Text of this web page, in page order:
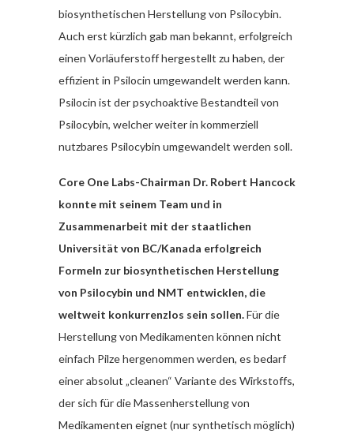
biosynthetischen Herstellung von Psilocybin.
Auch erst kürzlich gab man bekannt, erfolgreich
einen Vorläuferstoff hergestellt zu haben, der
effizient in Psilocin umgewandelt werden kann.
Psilocin ist der psychoaktive Bestandteil von
Psilocybin, welcher weiter in kommerziell
nutzbares Psilocybin umgewandelt werden soll.
Core One Labs-Chairman Dr. Robert Hancock
konnte mit seinem Team und in
Zusammenarbeit mit der staatlichen
Universität von BC/Kanada erfolgreich
Formeln zur biosynthetischen Herstellung
von Psilocybin und NMT entwicklen, die
weltweit konkurrenzlos sein sollen.Für die
Herstellung von Medikamenten können nicht
einfach Pilze hergenommen werden, es bedarf
einer absolut „cleanen“ Variante des Wirkstoffs,
der sich für die Massenherstellung von
Medikamenten eignet (nur synthetisch möglich)